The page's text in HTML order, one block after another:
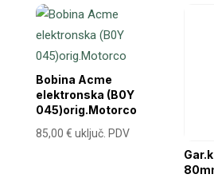
Bobina Acme
elektronska (B0Y
045)orig.Motorco
85,00 € uključ. PDV